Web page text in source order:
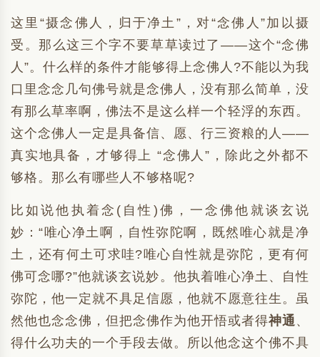
这里“摄念佛人，归于净土”，对“念佛人”加以摄
受。那么这三个字不要草草读过了——这个“念佛
人”。什么样的条件才能够得上念佛人?不能以为我
口里念念几句佛号就是念佛人，没有那么简单，没
有那么草率啊，佛法不是这么样一个轻浮的东西。
这个念佛人一定是具备信、愿、行三资粮的人——
真实地具备，才够得上 “念佛人”，除此之外都不
够格。那么有哪些人不够格呢?
比如说他执着念(自性)佛，一念佛他就谈玄说
妙：“唯心净土啊，自性弥陀啊，既然唯心就是净
土，还有何土可求哇?唯心自性就是弥陀，更有何
佛可念哪?”他就谈玄说妙。他执着唯心净土、自性
弥陀，他一定就不具足信愿，他就不愿意往生。虽
然他也念念佛，但把念佛作为他开悟或者得神通、
得什么功夫的一个手段去做。所以他念这个佛不具